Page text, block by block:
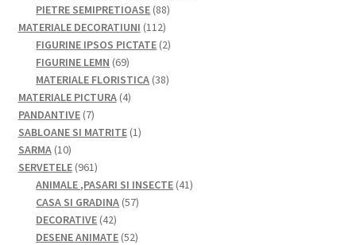
PIETRE SEMIPRETIOASE 8888
produse
MATERIALE DECORATIUNI 112112
produse
FIGURINE IPSOS PICTATE 22
FIGURINE LEMN 6969
de
produse
MATERIALE FLORISTICA 3838
MATERIALE PICTURA 44
PANDANTIVE 77
produse
SABLOANE SI MATRITE 11
SARMA 1010
produse
SERVETELE 961961
de
produse
ANIMALE ,PASARI SI INSECTE 4141
CASA SI GRADINA 5757
produse
DECORATIVE 4242
de
DESENE ANIMATE 5252